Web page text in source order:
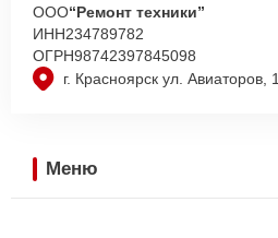
г. Красноярск ул. Авиаторов, 1
ООО“Ремонт техники”
ИНН234789782
ОГРН98742397845098
Меню